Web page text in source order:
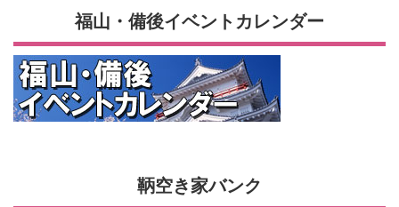
福山・備後イベントカレンダー
鞆空き家バンク